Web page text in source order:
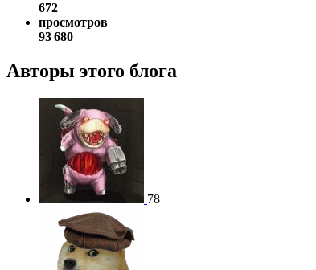
672
просмотров
93 680
Авторы этого блога
78